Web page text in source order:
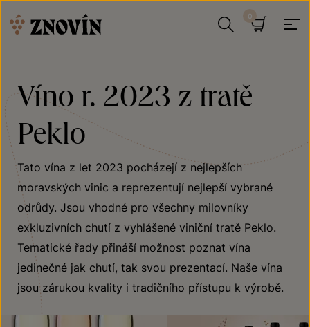
Víno r. 2023 z tratě
Peklo
Tato vína z let 2023 pocházejí z nejlepších
moravských vinic a reprezentují nejlepší vybrané
odrůdy. Jsou vhodné pro všechny milovníky
exkluzivních chutí z vyhlášené viniční tratě Peklo.
Tematické řady přináší možnost poznat vína
jedinečné jak chutí, tak svou prezentací. Naše vína
jsou zárukou kvality i tradičního přístupu k výrobě.